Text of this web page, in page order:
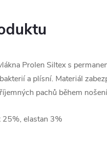
Prolen Siltex s
a plísní. Materiál
pachů během
25%, elastan 3%